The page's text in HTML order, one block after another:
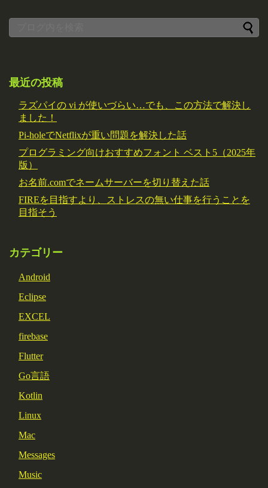
最近の投稿
ラズパイの vi が使いづらい…でも、この方法で解決し
ました！
Pi-holeでNetflixが重い問題を解決した話
プログラミング向けおすすめフォント ベスト5（2025年
版）
お名前.comでネームサーバーを切り替えた話
FIREを目指すより、ストレスの無い仕事を行うことを
目指そう
カテゴリー
Android
Eclipse
EXCEL
firebase
Flutter
Go言語
Kotlin
Linux
Mac
Messages
Music